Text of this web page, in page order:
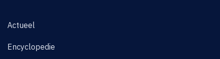
Actueel
Encyclopedie